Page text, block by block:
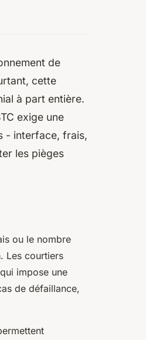
de
cette
à part entière.
exige une
- interface, frais,
les pièges
ou le nombre
Les courtiers
impose une
de défaillance,